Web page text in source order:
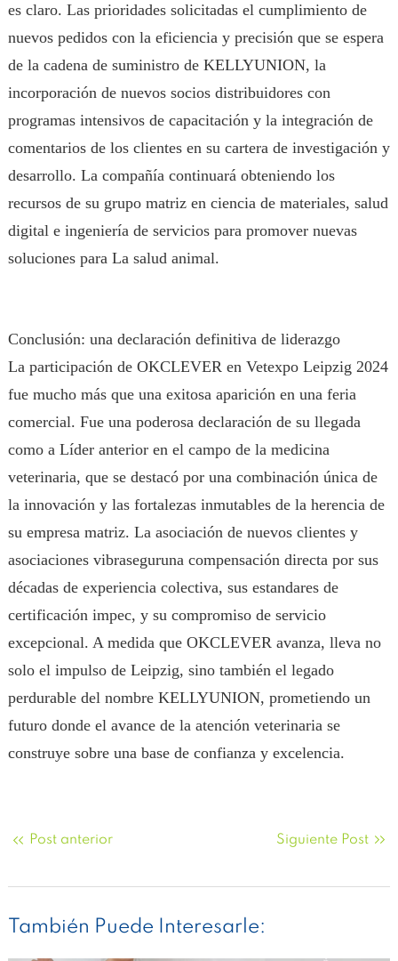
es claro. Las prioridades solicitadas el cumplimiento de
nuevos pedidos con la eficiencia y precisión que se espera
de la cadena de suministro de KELLYUNION, la
incorporación de nuevos socios distribuidores con
programas intensivos de capacitación y la integración de
comentarios de los clientes en su cartera de investigación y
desarrollo. La compañía continuará obteniendo los
recursos de su grupo matriz en ciencia de materiales, salud
digital e ingeniería de servicios para promover nuevas
soluciones para La salud animal.
Conclusión: una declaración definitiva de liderazgo
La participación de OKCLEVER en Vetexpo Leipzig 2024
fue mucho más que una exitosa aparición en una feria
comercial. Fue una poderosa declaración de su llegada
como a Líder anterior en el campo de la medicina
veterinaria, que se destacó por una combinación única de
la innovación y las fortalezas inmutables de la herencia de
su empresa matriz. La asociación de nuevos clientes y
asociaciones vibraseguruna compensación directa por sus
décadas de experiencia colectiva, sus estandares de
certificación impec, y su compromiso de servicio
excepcional. A medida que OKCLEVER avanza, lleva no
solo el impulso de Leipzig, sino también el legado
perdurable del nombre KELLYUNION, prometiendo un
futuro donde el avance de la atención veterinaria se
construye sobre una base de confianza y excelencia.
Post anterior Siguiente Post
También Puede Interesarle: